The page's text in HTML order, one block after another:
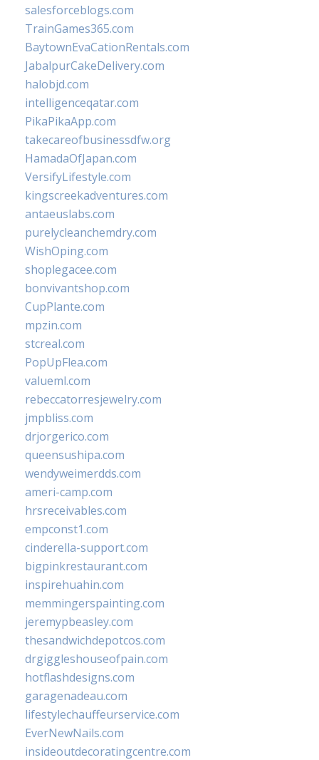
salesforceblogs.com
TrainGames365.com
BaytownEvaCationRentals.com
JabalpurCakeDelivery.com
halobjd.com
intelligenceqatar.com
PikaPikaApp.com
takecareofbusinessdfw.org
HamadaOfJapan.com
VersifyLifestyle.com
kingscreekadventures.com
antaeuslabs.com
purelycleanchemdry.com
WishOping.com
shoplegacee.com
bonvivantshop.com
CupPlante.com
mpzin.com
stcreal.com
PopUpFlea.com
valueml.com
rebeccatorresjewelry.com
jmpbliss.com
drjorgerico.com
queensushipa.com
wendyweimerdds.com
ameri-camp.com
hrsreceivables.com
empconst1.com
cinderella-support.com
bigpinkrestaurant.com
inspirehuahin.com
memmingerspainting.com
jeremypbeasley.com
thesandwichdepotcos.com
drgiggleshouseofpain.com
hotflashdesigns.com
garagenadeau.com
lifestylechauffeurservice.com
EverNewNails.com
insideoutdecoratingcentre.com